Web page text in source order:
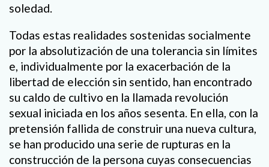
soledad.
Todas estas realidades sostenidas socialmente
por la absolutización de una tolerancia sin límites
e, individualmente por la exacerbación de la
libertad de elección sin sentido, han encontrado
su caldo de cultivo en la llamada revolución
sexual iniciada en los años sesenta. En ella, con la
pretensión fallida de construir una nueva cultura,
se han producido una serie de rupturas en la
construcción de la persona cuyas consecuencias